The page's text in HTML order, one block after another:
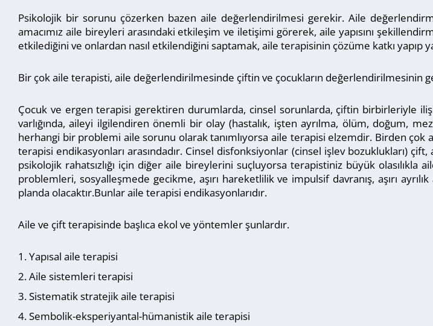
Psikolojik bir sorunu çözerken bazen aile değerlendirilmesi gerekir. Aile
amacımız aile bireyleri arasındaki etkileşim ve iletişimi görerek, aile yapısını
etkilediğini ve onlardan nasıl etkilendiğini saptamak, aile terapisinin çözüme katkı yapıp
Bir çok aile terapisti, aile değerlendirilmesinde çiftin ve çocukların değerlendirilmesinin
Çocuk ve ergen terapisi gerektiren durumlarda, cinsel sorunlarda, çiftin birbirleriyle
varlığında, aileyi ilgilendiren önemli bir olay (hastalık, işten ayrılma, ölüm, doğum,
herhangi bir problemi aile sorunu olarak tanımlıyorsa aile terapisi elzemdir. Birden
terapisi endikasyonları arasındadır. Cinsel disfonksiyonlar (cinsel işlev bozuklukları)
psikolojik rahatsızlığı için diğer aile bireylerini suçluyorsa terapistiniz büyük olasılıkla
problemleri, sosyalleşmede gecikme, aşırı hareketlilik ve impulsif davranış, aşırı
planda olacaktır.Bunlar aile terapisi endikasyonlarıdır.
Aile ve çift terapisinde başlıca ekol ve yöntemler şunlardır.
Yapısal aile terapisi
Aile sistemleri terapisi
Sistematik stratejik aile terapisi
Sembolik-eksperiyantal-hümanistik aile terapisi